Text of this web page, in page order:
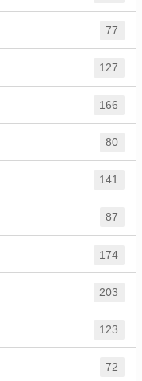
77
127
166
80
141
87
174
203
123
72